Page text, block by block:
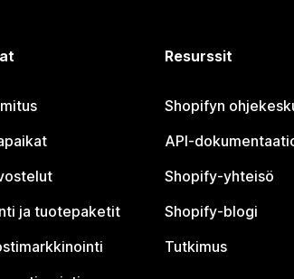
ja tuotepaketit
Resurssit
Shopifyn
API-
Shopify-yhteisö
Shopify-blogi
Tutkimus